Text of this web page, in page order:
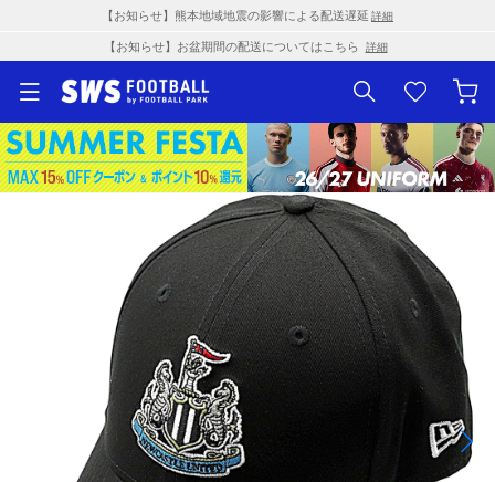
【お知らせ】熊本地域地震の影響による配送遅延 詳細
【お知らせ】お盆期間の配送についてはこちら 詳細